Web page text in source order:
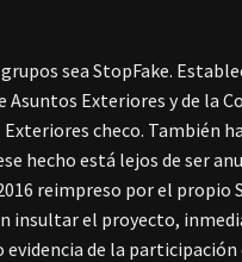
sea StopFake.
Asuntos Exteriores y de la
checo. También
hecho está lejos de ser
reimpreso por el propio
insultar el proyecto,
de la participación